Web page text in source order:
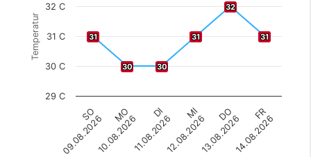
Temperatur 31
31
30
30 30
30
31
31
32
32
31
31
SO
09.08.2026 MO
10.08.2026
DI
11.08.2026
MI
12.08.2026 DO
13.08.2026 FR
14.08.2026
29 C
30 C
31 C
32 C